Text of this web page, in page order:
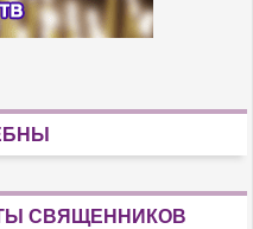
СВЯЩЕННИКОВ